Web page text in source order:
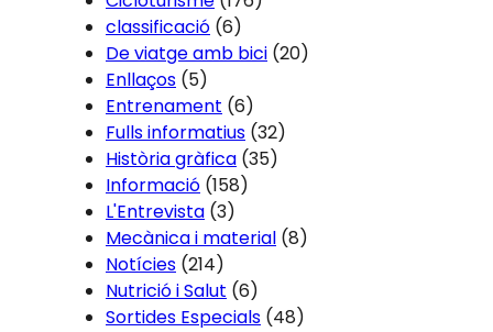
classificació (6)
De viatge amb bici (20)
Enllaços (5)
Entrenament (6)
Fulls informatius (32)
Història gràfica (35)
Informació (158)
L'Entrevista (3)
Mecànica i material (8)
Notícies (214)
Nutrició i Salut (6)
Sortides Especials (48)